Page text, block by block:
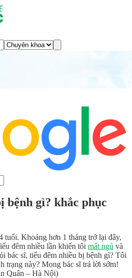
bệnh gì? khắc phục
tuổi. Khoảng hơn 1 tháng trở lại đây,
đêm nhiều lần khiến tôi mất ngủ và
bác sĩ, tiểu đêm nhiều bị bệnh gì? Tôi
trạng này? Mong bác sĩ trả lời sớm!
Quân – Hà Nội)